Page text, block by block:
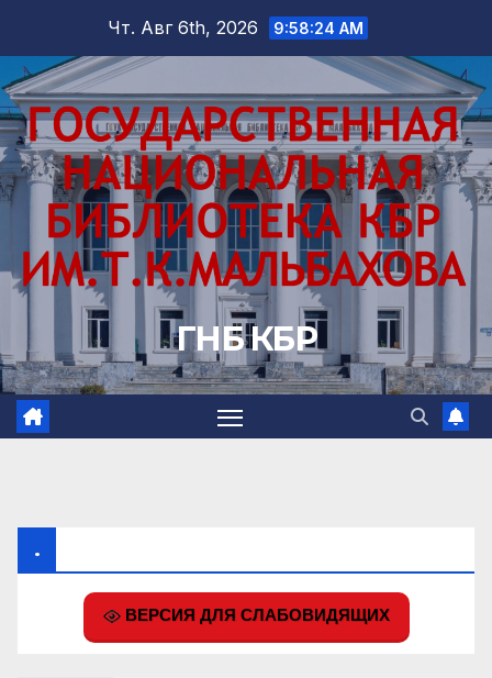
содержимому
Чт. Авг 6th, 2026 9:58:26 AM
ГНБ КБР
.
ВЕРСИЯ ДЛЯ СЛАБОВИДЯЩИХ